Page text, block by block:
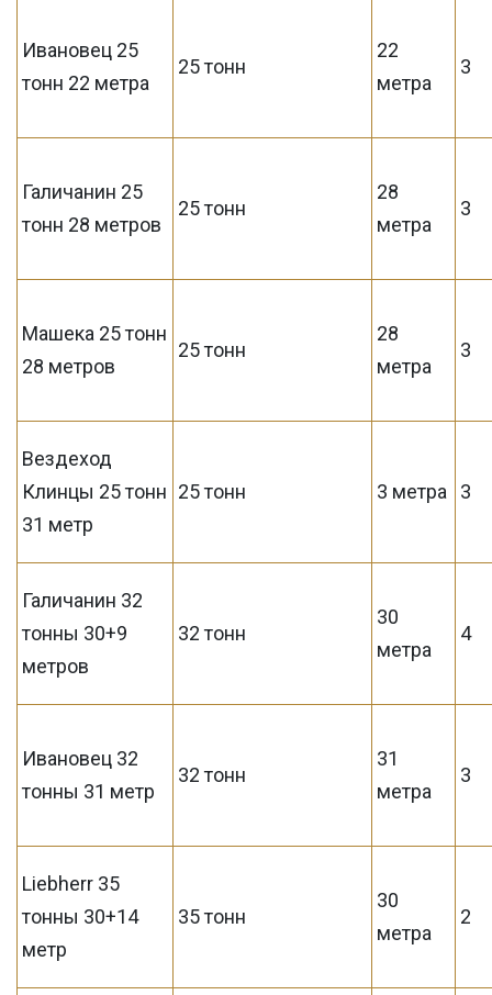
Ивановец 25
тонн 22 метра
25 тонн
22
метра
3
Галичанин 25
тонн 28 метров
25 тонн
28
метра
3
Машека 25 тонн
28 метров
25 тонн
28
метра
3
Вездеход
Клинцы 25 тонн
31 метр
25 тонн 3 метра 3
Галичанин 32
тонны 30+9
метров
32 тонн
30
метра
4
Ивановец 32
тонны 31 метр
32 тонн
31
метра
3
Liebherr 35
тонны 30+14
метр
35 тонн
30
метра
2